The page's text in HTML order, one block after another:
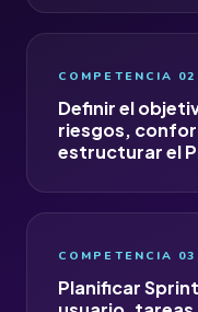
COMPETENCIA 02
Definir el
riesgos,
estructurar el
COMPETENCIA 03
Planificar